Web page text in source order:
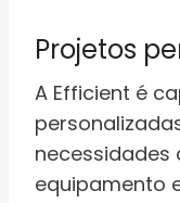
Projetos
A Efficient é
necessidades
equipamento